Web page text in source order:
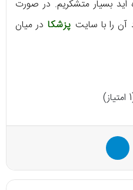
اید بسیار متشکریم. در صورت
آن را با سایت پزشکا در میان
واتس آپ